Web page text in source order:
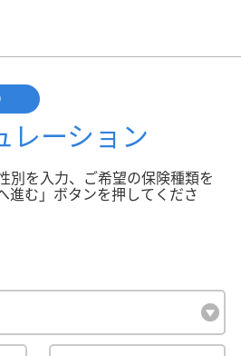
レーション
別を入力、ご希望の保険種類を
進む」ボタンを押してくださ